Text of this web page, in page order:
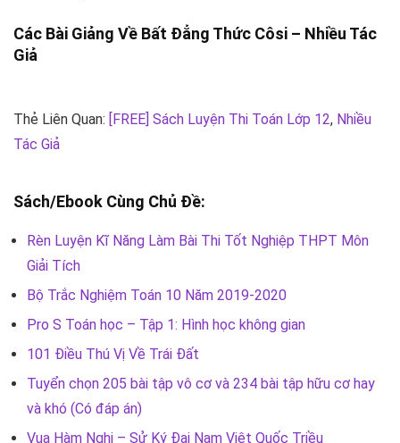
Các Bài Giảng Về Bất Đẳng Thức Côsi – Nhiều Tác
Giả
Thẻ Liên Quan: [FREE] Sách Luyện Thi Toán Lớp 12, Nhiều
Tác Giả
Sách/Ebook Cùng Chủ Đề:
Rèn Luyện Kĩ Năng Làm Bài Thi Tốt Nghiệp THPT Môn
Giải Tích
Bộ Trắc Nghiệm Toán 10 Năm 2019-2020
Pro S Toán học – Tập 1: Hình học không gian
101 Điều Thú Vị Về Trái Đất
Tuyển chọn 205 bài tập vô cơ và 234 bài tập hữu cơ hay
và khó (Có đáp án)
Vua Hàm Nghi – Sử Ký Đại Nam Việt Quốc Triều